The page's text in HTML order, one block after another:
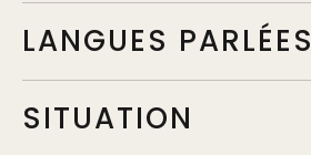
LANGUES PARLÉES
SITUATION